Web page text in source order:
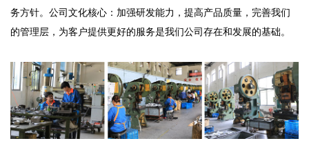
务方针。公司文化核心：加强研发能力，提高产品质量，完善我们
的管理层，为客户提供更好的服务是我们公司存在和发展的基础。